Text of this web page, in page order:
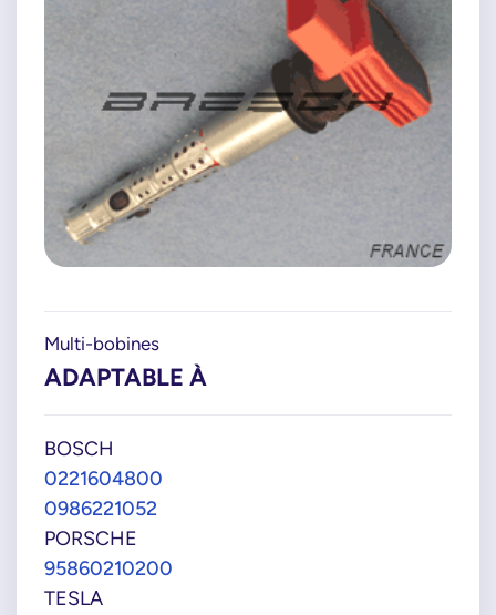
Multi-bobines
ADAPTABLE À
BOSCH
0221604800
0986221052
PORSCHE
95860210200
TESLA